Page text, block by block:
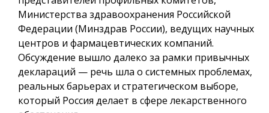
Министерства здравоохранения Российской
Федерации (Минздрав России), ведущих научных
центров и фармацевтических компаний.
Обсуждение вышло далеко за рамки привычных
деклараций — речь шла о системных проблемах,
реальных барьерах и стратегическом выборе,
который Россия делает в сфере лекарственного